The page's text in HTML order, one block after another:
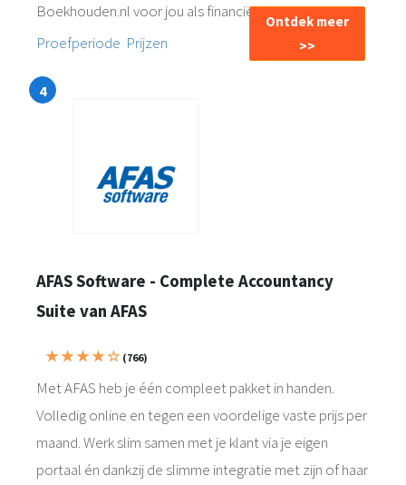
Boekhouden.nl voor jou als financiële dienstverlener!
Proefperiode Prijzen
Ontdek meer
>>
AFAS Software - Complete Accountancy
Suite van AFAS
★ ★ ★ ★ ☆ (766)
Met AFAS heb je één compleet pakket in handen.
Volledig online en tegen een voordelige vaste prijs per
maand. Werk slim samen met je klant via je eigen
portaal én dankzij de slimme integratie met zijn of haar